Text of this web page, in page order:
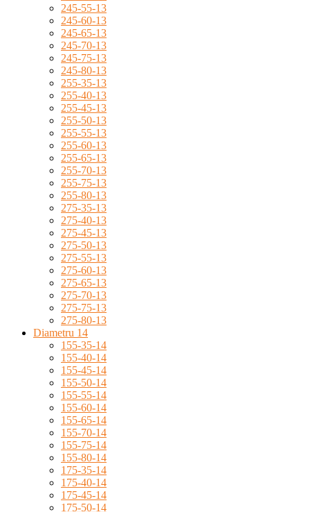
245-55-13
245-60-13
245-65-13
245-70-13
245-75-13
245-80-13
255-35-13
255-40-13
255-45-13
255-50-13
255-55-13
255-60-13
255-65-13
255-70-13
255-75-13
255-80-13
275-35-13
275-40-13
275-45-13
275-50-13
275-55-13
275-60-13
275-65-13
275-70-13
275-75-13
275-80-13
Diametru 14
155-35-14
155-40-14
155-45-14
155-50-14
155-55-14
155-60-14
155-65-14
155-70-14
155-75-14
155-80-14
175-35-14
175-40-14
175-45-14
175-50-14